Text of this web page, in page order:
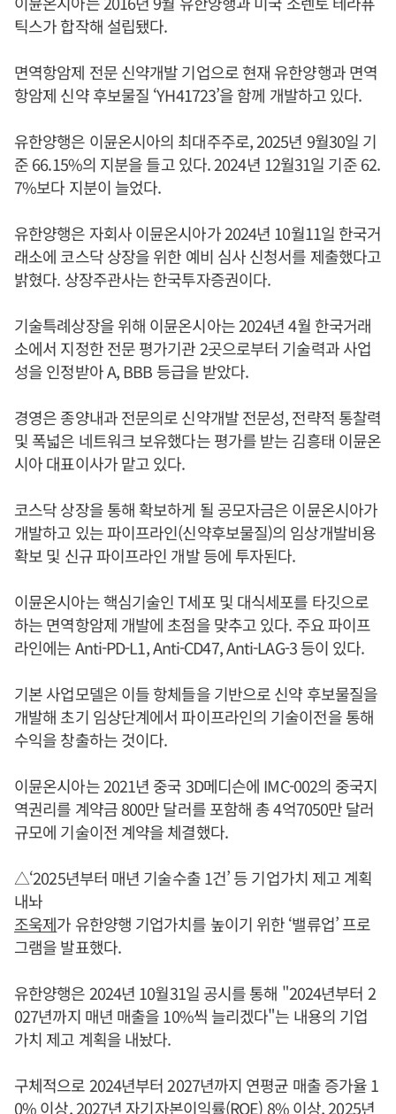
틱스가 합작해 설립됐다.
면역항암제 전문 신약개발 기업으로 현재 유한양행과 면역
항암제 신약 후보물질 ‘YH41723’을 함께 개발하고 있다.
유한양행은 이뮨온시아의 최대주주로, 2025년 9월30일 기
준 66.15%의 지분을 들고 있다. 2024년 12월31일 기준 62.
7%보다 지분이 늘었다.
유한양행은 자회사 이뮨온시아가 2024년 10월11일 한국거
래소에 코스닥 상장을 위한 예비 심사 신청서를 제출했다고
밝혔다. 상장주관사는 한국투자증권이다.
기술특례상장을 위해 이뮨온시아는 2024년 4월 한국거래
소에서 지정한 전문 평가기관 2곳으로부터 기술력과 사업
성을 인정받아 A, BBB 등급을 받았다.
경영은 종양내과 전문의로 신약개발 전문성, 전략적 통찰력
및 폭넓은 네트워크 보유했다는 평가를 받는 김흥태 이뮨온
시아 대표이사가 맡고 있다.
코스닥 상장을 통해 확보하게 될 공모자금은 이뮨온시아가
개발하고 있는 파이프라인(신약후보물질)의 임상개발비용
확보 및 신규 파이프라인 개발 등에 투자된다.
이뮨온시아는 핵심기술인 T세포 및 대식세포를 타깃으로
하는 면역항암제 개발에 초점을 맞추고 있다. 주요 파이프
라인에는 Anti-PD-L1, Anti-CD47, Anti-LAG-3 등이 있다.
기본 사업모델은 이들 항체들을 기반으로 신약 후보물질을
개발해 초기 임상단계에서 파이프라인의 기술이전을 통해
수익을 창출하는 것이다.
이뮨온시아는 2021년 중국 3D메디슨에 IMC-002의 중국지
역권리를 계약금 800만 달러를 포함해 총 4억7050만 달러
규모에 기술이전 계약을 체결했다.
△‘2025년부터 매년 기술수출 1건’ 등 기업가치 제고 계획
내놔
조욱제가 유한양행 기업가치를 높이기 위한 ‘밸류업’ 프로
그램을 발표했다.
유한양행은 2024년 10월31일 공시를 통해 "2024년부터 2
027년까지 매년 매출을 10%씩 늘리겠다"는 내용의 기업
가치 제고 계획을 내놨다.
구체적으로 2024년부터 2027년까지 연평균 매출 증가율 1
0% 이상, 2027년 자기자본이익률(ROE) 8% 이상, 2025년